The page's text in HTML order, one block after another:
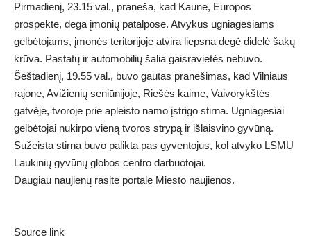
Pirmadienį, 23.15 val., praneša, kad Kaune, Europos
prospekte, dega įmonių patalpose. Atvykus ugniagesiams
gelbėtojams, įmonės teritorijoje atvira liepsna degė didelė šakų
krūva. Pastatų ir automobilių šalia gaisravietės nebuvo.
Šeštadienį, 19.55 val., buvo gautas pranešimas, kad Vilniaus
rajone, Avižienių seniūnijoje, Riešės kaime, Vaivorykštės
gatvėje, tvoroje prie apleisto namo įstrigo stirna. Ugniagesiai
gelbėtojai nukirpo vieną tvoros strypą ir išlaisvino gyvūną.
Sužeista stirna buvo palikta pas gyventojus, kol atvyko LSMU
Laukinių gyvūnų globos centro darbuotojai.
Daugiau naujienų rasite portale Miesto naujienos.
Source link